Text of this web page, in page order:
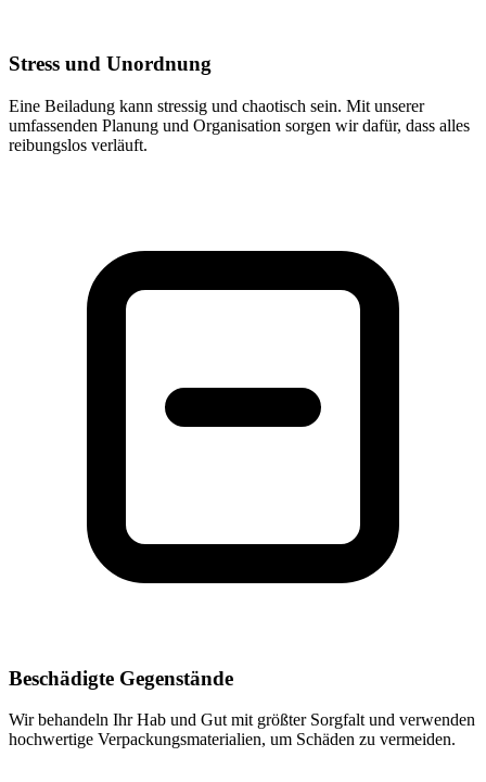
Stress und Unordnung
Eine Beiladung kann stressig und chaotisch sein. Mit unserer
umfassenden Planung und Organisation sorgen wir dafür, dass alles
reibungslos verläuft.
Beschädigte Gegenstände
Wir behandeln Ihr Hab und Gut mit größter Sorgfalt und verwenden
hochwertige Verpackungsmaterialien, um Schäden zu vermeiden.